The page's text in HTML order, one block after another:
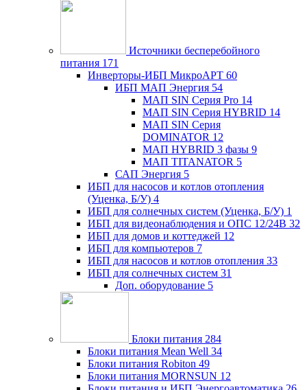
Источники бесперебойного
питания 171
Инверторы-ИБП МикроАРТ 60
ИБП МАП Энергия 54
МАП SIN Серия Pro 14
МАП SIN Серия HYBRID 14
МАП SIN Серия
DOMINATOR 12
МАП HYBRID 3 фазы 9
МАП TITANATOR 5
САП Энергия 5
ИБП для насосов и котлов отопления
(Уценка, Б/У) 4
ИБП для солнечных систем (Уценка, Б/У) 1
ИБП для видеонаблюдения и ОПС 12/24В 32
ИБП для домов и коттеджей 12
ИБП для компьютеров 7
ИБП для насосов и котлов отопления 33
ИБП для солнечных систем 31
Доп. оборудование 5
Блоки питания 284
Блоки питания Mean Well 34
Блоки питания Robiton 49
Блоки питания MORNSUN 12